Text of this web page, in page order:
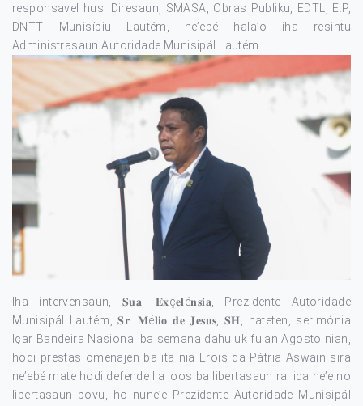
responsavel husi Diresaun, SMASA, Obras Publiku, EDTL, E.P,
DNTT Munisípiu Lautém, ne’ebé hala’o iha resintu
Administrasaun Autoridade Munisipál Lautém.
Iha intervensaun, 𝐒𝐮𝐚. 𝐄𝐱ç𝐞𝐥é𝐧𝐬𝐢𝐚, Prezidente Autoridade
Munisipál Lautém, 𝐒𝐫. 𝐌é𝐥𝐢𝐨 𝐝𝐞 𝐉𝐞𝐬𝐮𝐬, 𝐒𝐇, hateten, serimónia
Içar Bandeira Nasional ba semana dahuluk fulan Agosto nian,
hodi prestas omenajen ba ita nia Erois da Pátria Aswain sira
ne’ebé mate hodi defende lia loos ba libertasaun rai ida ne’e no
libertasaun povu, ho nune’e Prezidente Autoridade Munisipál